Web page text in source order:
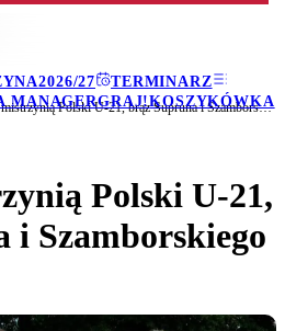
2026/27
TERMINARZ
MANAGERGRAJ!KOSZYKÓWKA
Górska mistrzynią Polski U-21, brąz Supruna i Szamborskiego
Polski U-21,
i Szamborskiego